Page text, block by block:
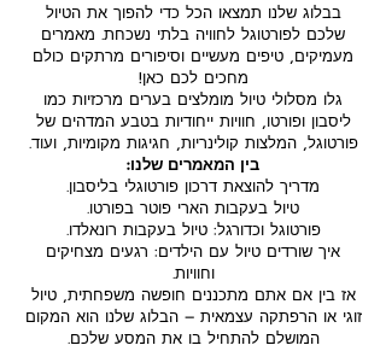
בבלוג שלנו תמצאו הכל כדי להפוך את הטיול
שלכם לפורטוגל לחוויה בלתי נשכחת. מאמרים
מעמיקים, טיפים מעשיים וסיפורים מרתקים כולם
מחכים לכם כאן!
גלו מסלולי טיול מומלצים בערים מרכזיות כמו
ליסבון ופורטו, חוויות ייחודיות בטבע המדהים של
פורטוגל, המלצות קולינריות, חגיגות מקומיות, ועוד.
בין המאמרים שלנו:
מדריך להוצאת דרכון פורטוגלי בליסבון.
טיול בעקבות הארי פוטר בפורטו.
פורטוגל וכדורגל: טיול בעקבות רונאלדו.
איך שורדים טיול עם הילדים: רגעים מצחיקים
וחוויות.
אז בין אם אתם מתכננים חופשה משפחתית, טיול
זוגי או הרפתקה עצמאית – הבלוג שלנו הוא המקום
המושלם להתחיל בו את המסע שלכם.